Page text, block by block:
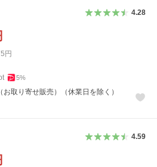
4.28
円
5%
取り寄せ販売）（休業日を除く）
4.59